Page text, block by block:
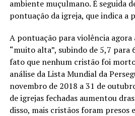
ambiente muçulmano. É seguida
pontuação da igreja, que indica a
A pontuação para violência agora
“muito alta”, subindo de 5,7 para
fato que nenhum cristão foi
análise da Lista Mundial da
novembro de 2018 a 31 de
de igrejas fechadas aumentou
disso, mais cristãos foram presos